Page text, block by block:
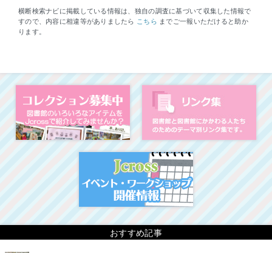
横断検索ナビに掲載している情報は、独自の調査に基づいて収集した情報で
すので、内容に相違等がありましたら こちら までご一報いただけると助か
ります。
コレクション募集中
イベント・ワーク
おすすめ記事